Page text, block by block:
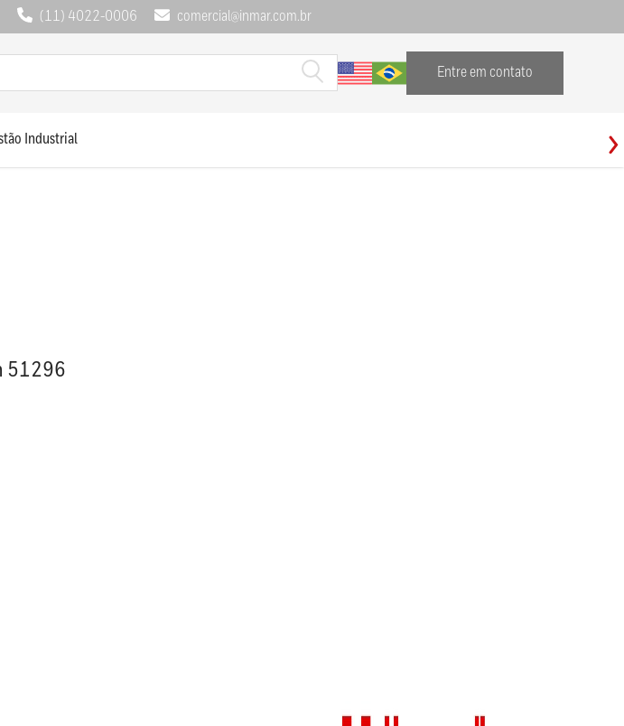
(11) 4022-0006 comercial@inmar.com.br
Entre em contato
Industrial
51296